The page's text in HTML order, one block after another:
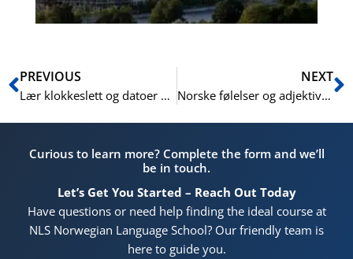
Prev
PREVIOUS
Lær klokkeslett og datoer på norsk (Learning Time and Dates in Norwegian)
NEXT
Norske følelser og adjektiver: Uttrykke følelser (Norwegian Emotions and Adjectives: Expressing Feelings)
Curious to learn more? Complete the form and we’ll
be in touch.
Let’s Get You Started – Reach Out Today
Have questions or need help finding the ideal course at
NLS Norwegian Language School? Our friendly team is
here to guide you.